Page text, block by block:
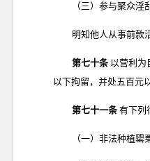
（三）参与聚众淫
明知他人从事前款
第七十条 以营利为
以下拘留，并处五百元
第七十一条 有下列
（一）非法种植